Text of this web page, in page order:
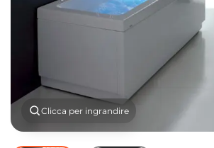
Clicca per ingrandire